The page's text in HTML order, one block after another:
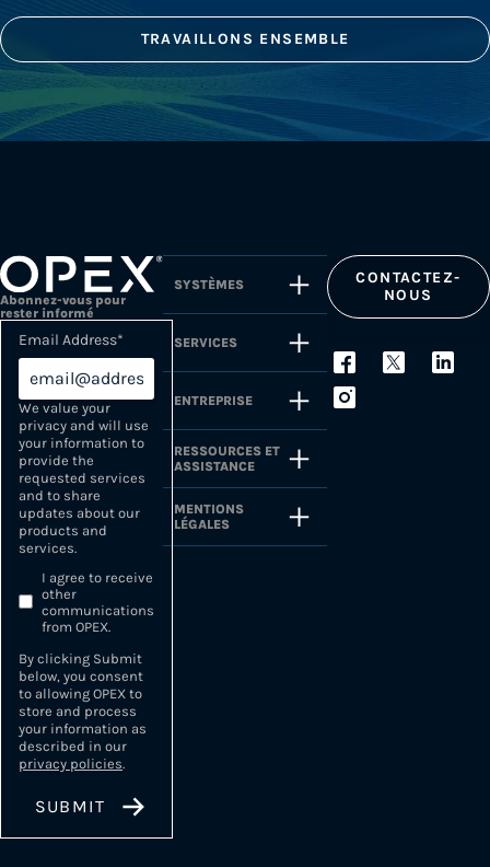
TRAVAILLONS ENSEMBLE
Abonnez-vous pour
rester informé
Email Address*
We value your
privacy and will use
your information to
provide the
requested services
and to share
updates about our
products and
services.
I agree to receive
other
communications
from OPEX.
By clicking Submit
below, you consent
to allowing OPEX to
store and process
your information as
described in our
privacy policies.
SYSTÈMES
SERVICES
ENTREPRISE
RESSOURCES ET
ASSISTANCE
MENTIONS
LÉGALES
CONTACTEZ-
NOUS